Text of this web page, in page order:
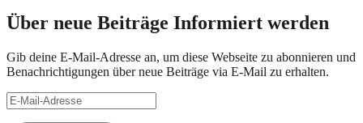
Über neue Beiträge Informiert werden
Gib deine E-Mail-Adresse an, um diese Webseite zu abonnieren und
Benachrichtigungen über neue Beiträge via E-Mail zu erhalten.
E-
Mail-